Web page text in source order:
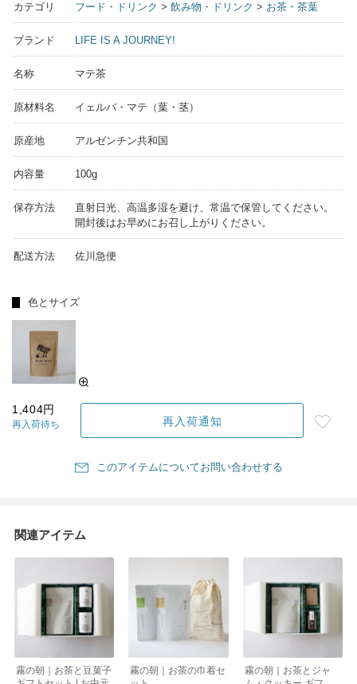
カテゴリ フード・ドリンク > 飲み物・ドリンク > お茶・茶葉
ブランド LIFE IS A JOURNEY!
名称 マテ茶
原材料名 イェルバ・マテ（葉・茎）
原産地 アルゼンチン共和国
内容量 100g
保存方法
直射日光、高温多湿を避け、常温で保管してください。
開封後はお早めにお召し上がりください。
配送方法 佐川急便
色とサイズ
1,404円
再入荷待ち 再入荷通知
このアイテムについてお問い合わせする
関連アイテム
霧の朝｜お茶と豆菓子
霧の朝｜お茶の巾着セ
霧の朝｜お茶とジャ